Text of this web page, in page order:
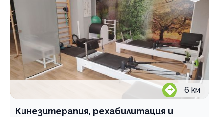
6 км
Кинезитерапия, рехабилитация и